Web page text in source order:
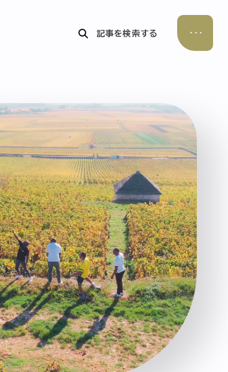
記事を検索する
アサヒグループ公式チャンネル
公式アカウント一覧
推奨環境 ご利用規約